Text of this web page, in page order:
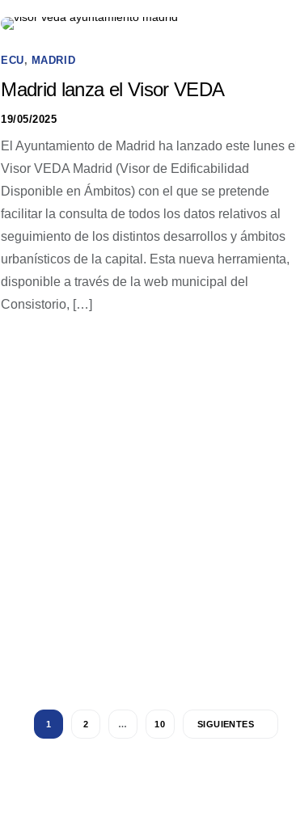
ECU, MADRID
Madrid lanza el Visor VEDA
19/05/2025
El Ayuntamiento de Madrid ha lanzado este lunes el
Visor VEDA Madrid (Visor de Edificabilidad
Disponible en Ámbitos) con el que se pretende
facilitar la consulta de todos los datos relativos al
seguimiento de los distintos desarrollos y ámbitos
urbanísticos de la capital. Esta nueva herramienta,
disponible a través de la web municipal del
Consistorio, […]
1 2 … 10 SIGUIENTES